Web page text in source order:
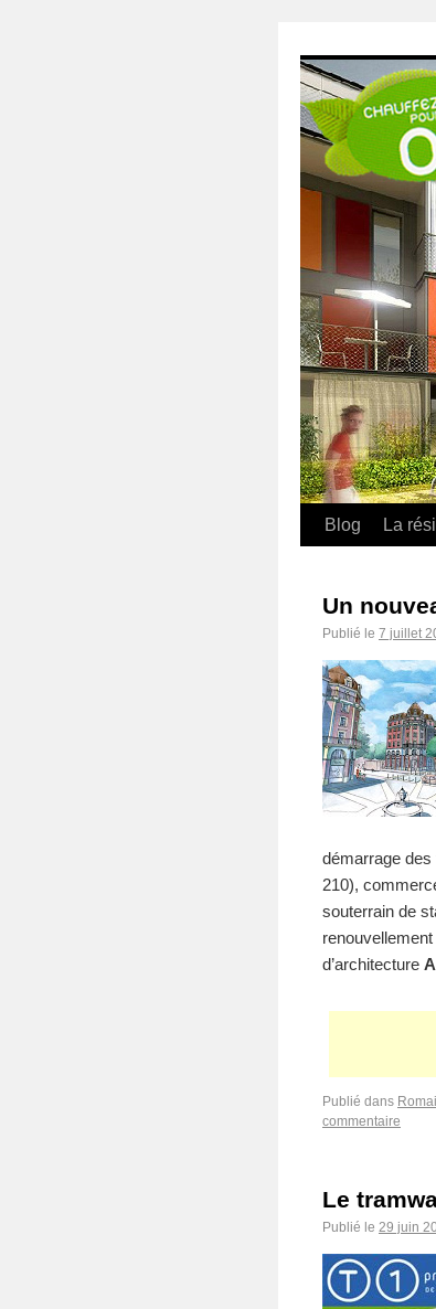
Blog La
Un
Publié le 7 juillet
démarrage des
210),
souterrain de
d’architecture
Publié dans
commentaire
Le
Publié le 29 juin